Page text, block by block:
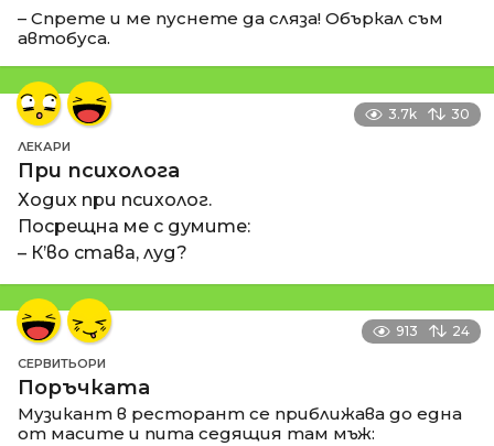
– Спрете и ме пуснете да сляза! Объркал съм
автобуса.
3.7k 30
ЛЕКАРИ
При психолога
Ходих при психолог.
Посрещна ме с думите:
– К’во става, луд?
913 24
СЕРВИТЬОРИ
Поръчката
Музикант в ресторант се приближава до една
от масите и пита седящия там мъж: